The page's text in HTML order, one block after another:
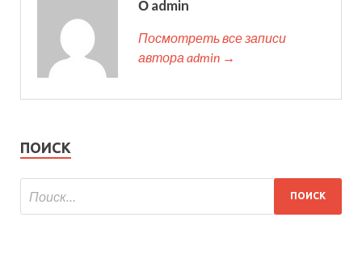
О admin
Посмотреть все записи
автора admin →
ПОИСК